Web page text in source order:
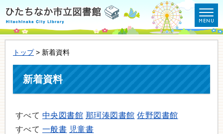
トップ> 新着資料
新着資料
すべて 中央図書館 那珂湊図書館 佐野図書館
すべて 一般書 児童書